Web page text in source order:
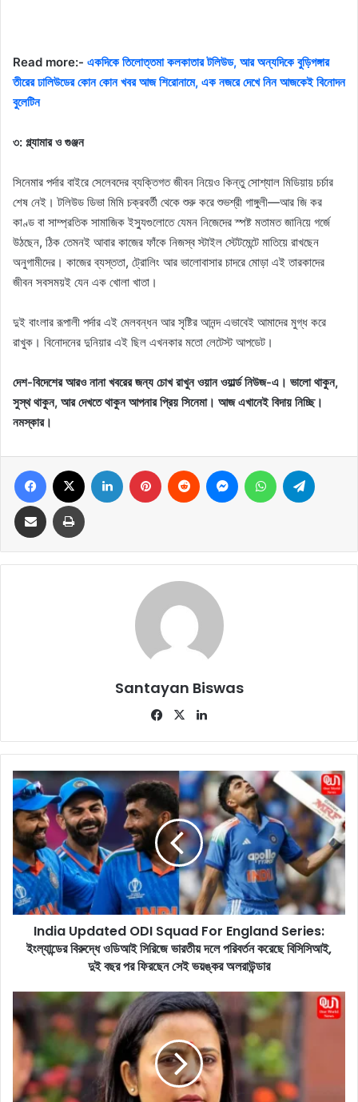
Read more:- একদিকে তিলোত্তমা কলকাতার টলিউড, আর অন্যদিকে বুড়িগঙ্গার
তীরের ঢালিউডের কোন কোন খবর আজ শিরোনামে, এক নজরে দেখে নিন আজকেই বিনোদন
বুলেটিন
৩: গ্ল্যামার ও গুঞ্জন
সিনেমার পর্দার বাইরে সেলেবদের ব্যক্তিগত জীবন নিয়েও কিন্তু সোশ্যাল মিডিয়ায় চর্চার
শেষ নেই। টলিউড ডিভা মিমি চক্রবর্তী থেকে শুরু করে শুভশ্রী গাঙ্গুলী—আর জি কর
কাণ্ড বা সাম্প্রতিক সামাজিক ইস্যুগুলোতে যেমন নিজেদের স্পষ্ট মতামত জানিয়ে গর্জে
উঠছেন, ঠিক তেমনই আবার কাজের ফাঁকে নিজস্ব স্টাইল স্টেটমেন্টে মাতিয়ে রাখছেন
অনুগামীদের। কাজের ব্যস্ততা, ট্রোলিং আর ভালোবাসার চাদরে মোড়া এই তারকাদের
জীবন সবসময়ই যেন এক খোলা খাতা।
দুই বাংলার রূপালী পর্দার এই মেলবন্ধন আর সৃষ্টির আনন্দ এভাবেই আমাদের মুগ্ধ করে
রাখুক। বিনোদনের দুনিয়ার এই ছিল এখনকার মতো লেটেস্ট আপডেট।
দেশ-বিদেশের আরও নানা খবরের জন্য চোখ রাখুন ওয়ান ওয়ার্ল্ড নিউজ-এ। ভালো থাকুন,
সুস্থ থাকুন, আর দেখতে থাকুন আপনার প্রিয় সিনেমা। আজ এখানেই বিদায় নিচ্ছি।
নমস্কার।
Santayan Biswas
Fa
bo
ok
X
dIn
I
n
d
i
a
U
p
d
a
I
S
d
India Updated ODI Squad For England Series:
ইংল্যান্ডের বিরুদ্ধে ওডিআই সিরিজে ভারতীয় দলে পরিবর্তন করেছে বিসিসিআই,
দুই বছর পর ফিরছেন সেই ভয়ঙ্কর অলরাউন্ডার
r
a